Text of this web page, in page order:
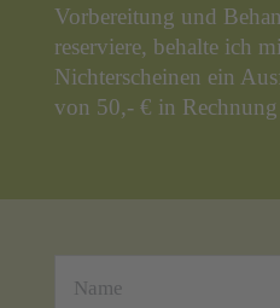
Vorbereitung und
reserviere, behalte ich
Nichterscheinen ein
von 50,- € in Rechnung